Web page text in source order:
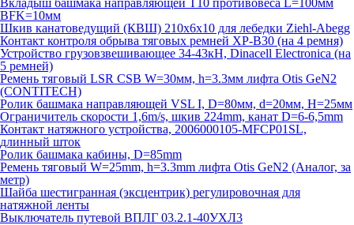
Вкладыш башмака направляющей T10 противовеса L=100мм
BFK=10мм
Шкив канатоведущий (КВШ) 210х6х10 для лебедки Ziehl-Abegg
Контакт контроля обрыва тяговых ремней XP-B30 (на 4 ремня)
Устройство грузовзвешивающее 34-43кН, Dinacell Electronica (на
5 ремней)
Ремень тяговый LSR CSB W=30мм, h=3.3мм лифта Otis GeN2
(CONTITECH)
Ролик башмака направляющей VSL I, D=80мм, d=20мм, H=25мм
Ограничитель скорости 1,6m/s, шкив 224mm, канат D=6-6,5mm
Контакт натяжного устройства, 2006000105-MFCP01SL,
длинный шток
Ролик башмака кабины, D=85mm
Ремень тяговый W=25mm, h=3.3mm лифта Otis GeN2 (Аналог, за
метр)
Шайба шестигранная (эксцентрик) регулировочная для
натяжной ленты
Выключатель путевой ВПЛГ 03.2.1-40УХЛ3